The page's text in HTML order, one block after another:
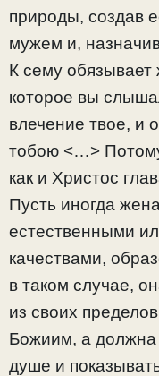
природы, создав
мужем и,
К сему
которое вы
влечение твое, и
тобою <…>
как и Христос
Пусть иногда
естественными
качествами,
в таком случае,
из своих
Божиим, а должна
душе и